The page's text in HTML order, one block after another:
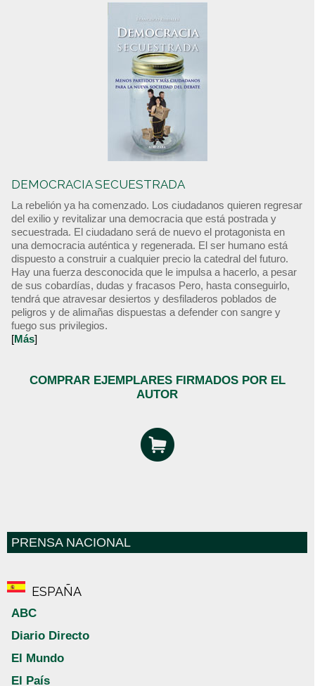
DEMOCRACIA SECUESTRADA
La rebelión ya ha comenzado. Los ciudadanos quieren regresar
del exilio y revitalizar una democracia que está postrada y
secuestrada. El ciudadano será de nuevo el protagonista en
una democracia auténtica y regenerada. El ser humano está
dispuesto a construir a cualquier precio la catedral del futuro.
Hay una fuerza desconocida que le impulsa a hacerlo, a pesar
de sus cobardías, dudas y fracasos Pero, hasta conseguirlo,
tendrá que atravesar desiertos y desfiladeros poblados de
peligros y de alimañas dispuestas a defender con sangre y
fuego sus privilegios.
[Más]
COMPRAR EJEMPLARES FIRMADOS POR EL
AUTOR
PRENSA NACIONAL
ESPAÑA
ABC
Diario Directo
El Mundo
El País